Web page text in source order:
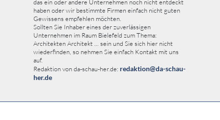
das ein oder andere Unternehmen noch nicht entdeckt
haben oder wir bestimmte Firmen einfach nicht guten
Gewissens empfehlen möchten.
Sollten Sie Inhaber eines der zuverlässigen
Unternehmen im Raum Bielefeld zum Thema:
Architekten Architekt ... sein und Sie sich hier nicht
wiederfinden, so nehmen Sie einfach Kontakt mit uns
auf.
Redaktion von da-schau-her.de: redaktion@da-schau-
her.de